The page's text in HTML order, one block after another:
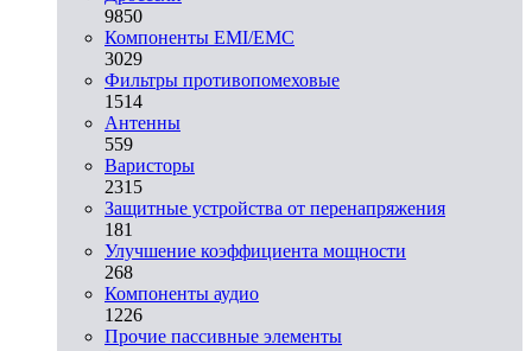
9850
Компоненты EMI/EMC
3029
Фильтры противопомеховые
1514
Антенны
559
Варисторы
2315
Защитные устройства от перенапряжения
181
Улучшение коэффициента мощности
268
Компоненты аудио
1226
Прочие пассивные элементы